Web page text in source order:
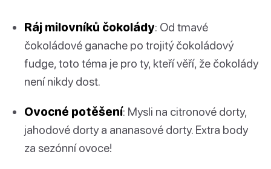
Ráj milovníků čokolády: Od tmavé
čokoládové ganache po trojitý čokoládový
fudge, toto téma je pro ty, kteří věří, že čokolády
není nikdy dost.
Ovocné potěšení: Mysli na citronové dorty,
jahodové dorty a ananasové dorty. Extra body
za sezónní ovoce!